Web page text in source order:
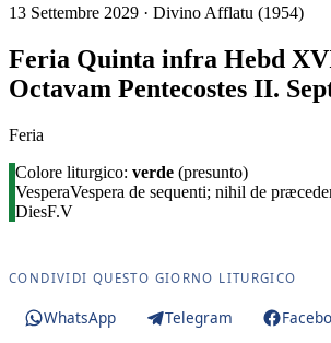
13 Settembre 2029 · Divino Afflatu (1954)
Feria Quinta infra Hebd
Octavam Pentecostes II.
Feria
Colore liturgico: verde (presunto)
VesperaVespera de sequenti; nihil de
DiesF.V
CONDIVIDI QUESTO GIORNO LITURGICO
WhatsApp Telegram